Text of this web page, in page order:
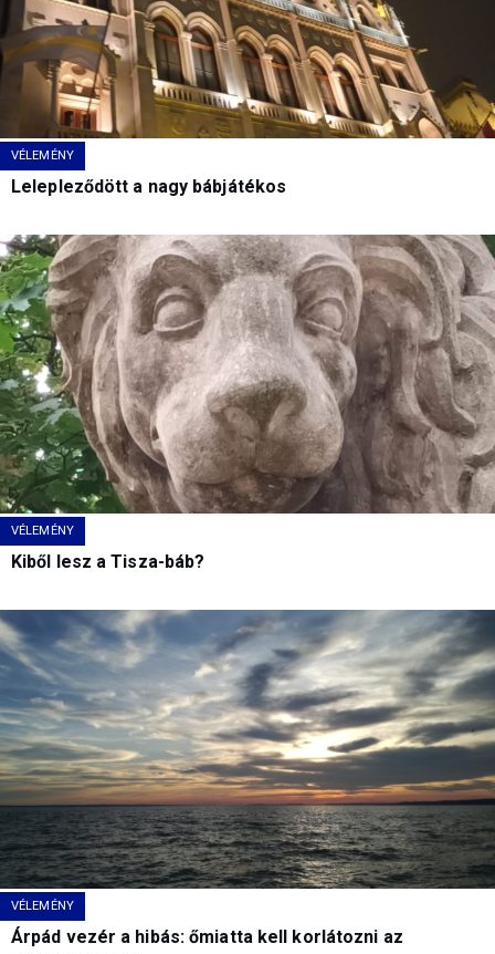
VÉLEMÉNY
Lelepleződött a nagy bábjátékos
VÉLEMÉNY
Kiből lesz a Tisza-báb?
VÉLEMÉNY
Árpád vezér a hibás: őmiatta kell korlátozni az